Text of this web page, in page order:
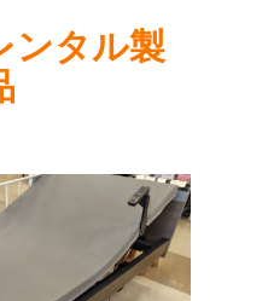
ンタル製